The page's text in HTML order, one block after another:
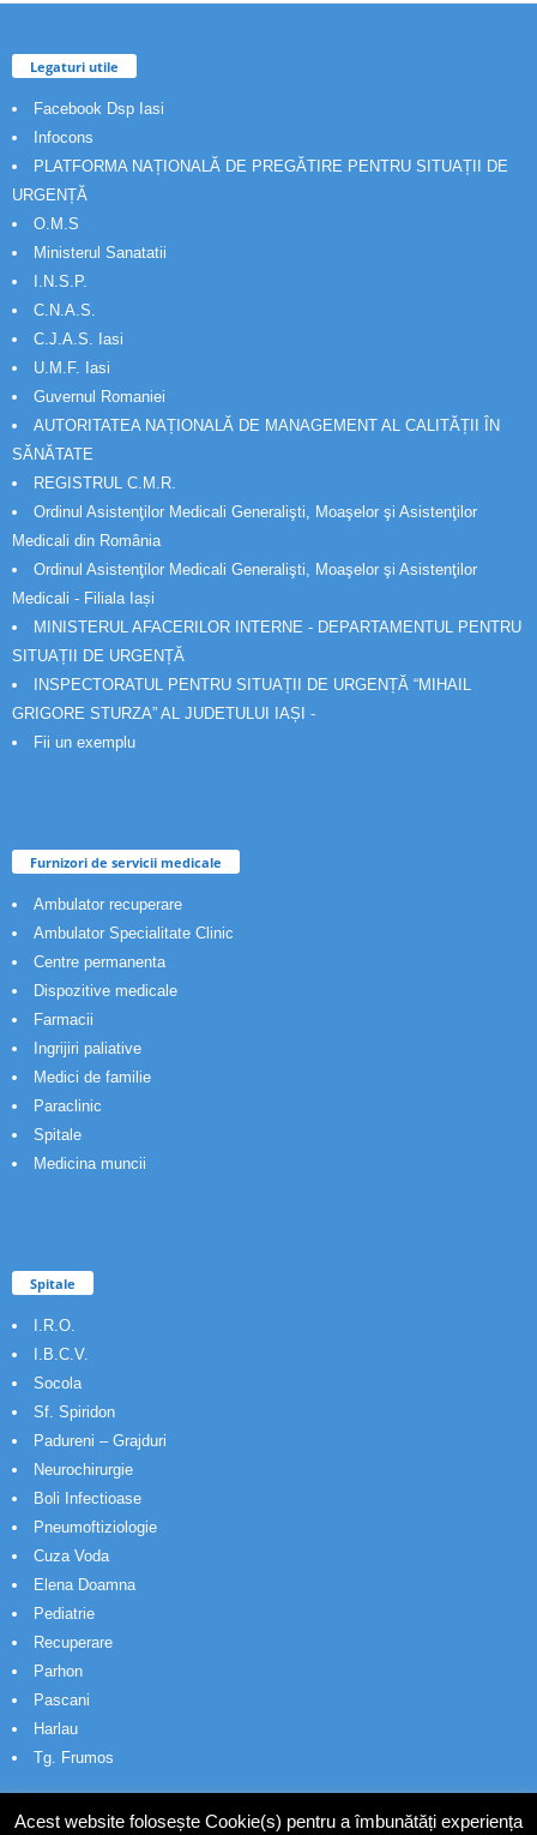
Legaturi utile
Facebook Dsp Iasi
Infocons
PLATFORMA NAȚIONALĂ DE PREGĂTIRE PENTRU SITUAȚII DE
URGENȚĂ
O.M.S
Ministerul Sanatatii
I.N.S.P.
C.N.A.S.
C.J.A.S. Iasi
U.M.F. Iasi
Guvernul Romaniei
AUTORITATEA NAȚIONALĂ DE MANAGEMENT AL CALITĂȚII ÎN
SĂNĂTATE
REGISTRUL C.M.R.
Ordinul Asistenţilor Medicali Generalişti, Moaşelor şi Asistenţilor
Medicali din România
Ordinul Asistenţilor Medicali Generalişti, Moaşelor şi Asistenţilor
Medicali - Filiala Iași
MINISTERUL AFACERILOR INTERNE - DEPARTAMENTUL PENTRU
SITUAȚII DE URGENȚĂ
INSPECTORATUL PENTRU SITUAȚII DE URGENȚĂ “MIHAIL
GRIGORE STURZA” AL JUDETULUI IAȘI -
Fii un exemplu
Furnizori de servicii medicale
Ambulator recuperare
Ambulator Specialitate Clinic
Centre permanenta
Dispozitive medicale
Farmacii
Ingrijiri paliative
Medici de familie
Paraclinic
Spitale
Medicina muncii
Spitale
I.R.O.
I.B.C.V.
Socola
Sf. Spiridon
Padureni – Grajduri
Neurochirurgie
Boli Infectioase
Pneumoftiziologie
Cuza Voda
Elena Doamna
Pediatrie
Recuperare
Parhon
Pascani
Harlau
Tg. Frumos
Acest website folosește Cookie(s) pentru a îmbunătăți experiența